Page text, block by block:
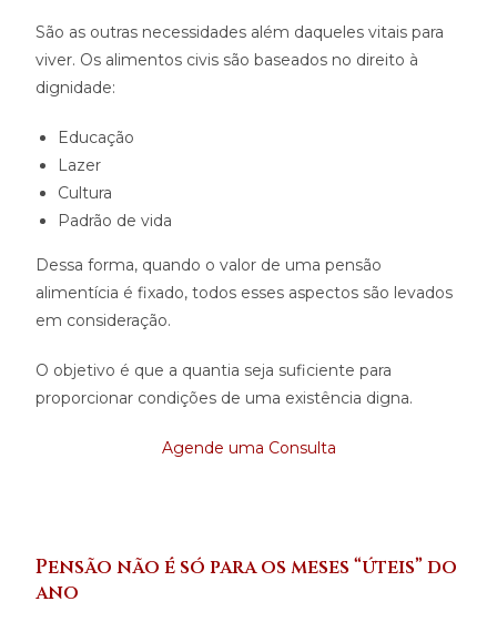
São as outras necessidades além daqueles vitais para
viver. Os alimentos civis são baseados no direito à
dignidade:
Educação
Lazer
Cultura
Padrão de vida
Dessa forma, quando o valor de uma pensão
alimentícia é fixado, todos esses aspectos são levados
em consideração.
O objetivo é que a quantia seja suficiente para
proporcionar condições de uma existência digna.
Agende uma Consulta
Pensão não é só para os meses “úteis” do
ano